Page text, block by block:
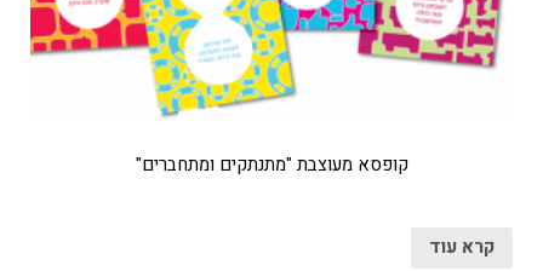
קופסא מעוצבת "מתנתקים ומתחברים"
קרא עוד